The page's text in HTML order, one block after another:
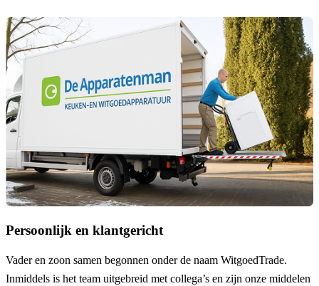
Persoonlijk en klantgericht
Vader en zoon samen begonnen onder de naam WitgoedTrade.
Inmiddels is het team uitgebreid met collega’s en zijn onze middelen